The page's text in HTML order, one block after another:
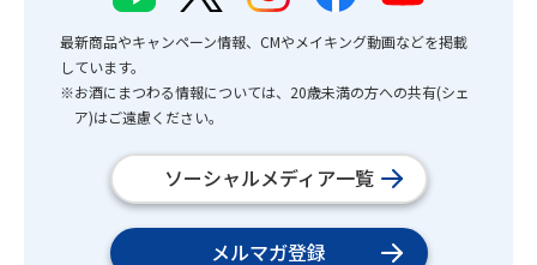
最新商品やキャンペーン情報、CMやメイキング動画などを掲載
しています。
※お酒にまつわる情報については、20歳未満の方への共有(シェ
ア)はご遠慮ください。
ソーシャルメディア一覧
メルマガ登録